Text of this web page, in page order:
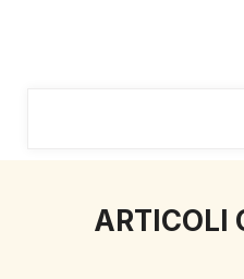
ARTICOLI